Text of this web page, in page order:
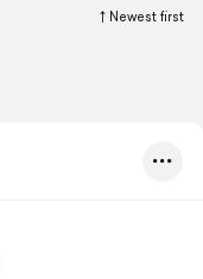
Newest first